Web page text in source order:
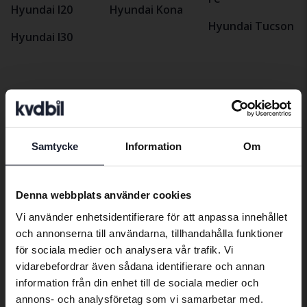
Samtycke Information Om
Denna webbplats använder cookies
Vi använder enhetsidentifierare för att anpassa innehållet
och annonserna till användarna, tillhandahålla funktioner
för sociala medier och analysera vår trafik. Vi
vidarebefordrar även sådana identifierare och annan
information från din enhet till de sociala medier och
annons- och analysföretag som vi samarbetar med.
Hyundai I20
Hyundai I30
Hyundai Kona
Hyundai Tucson
Alfa Romeo
Audi
Bentley
BMW
BYD
Jaguar
Jeep
KIA
Land Rover
Porsche
Renault
Rolls-Royce
Saab
Preferred language
We have detected that your browser
Swedish. To better service our friends
abroad we have an English language
site (kvdcars.com) that contains all the
same vehicles and services.